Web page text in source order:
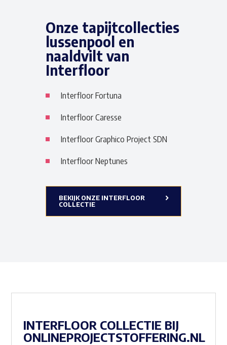
Onze tapijtcollecties
lussenpool en
naaldvilt van
Interfloor
Interfloor Fortuna
Interfloor Caresse
Interfloor Graphico Project SDN
Interfloor Neptunes
BEKIJK ONZE INTERFLOOR
COLLECTIE
INTERFLOOR COLLECTIE BIJ
ONLINEPROJECTSTOFFERING.NL